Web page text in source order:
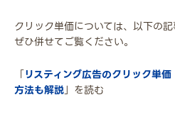
クリック単価については、以下の記
ぜひ併せてご覧ください。
「リスティング広告のクリック単
方法も解説」を読む